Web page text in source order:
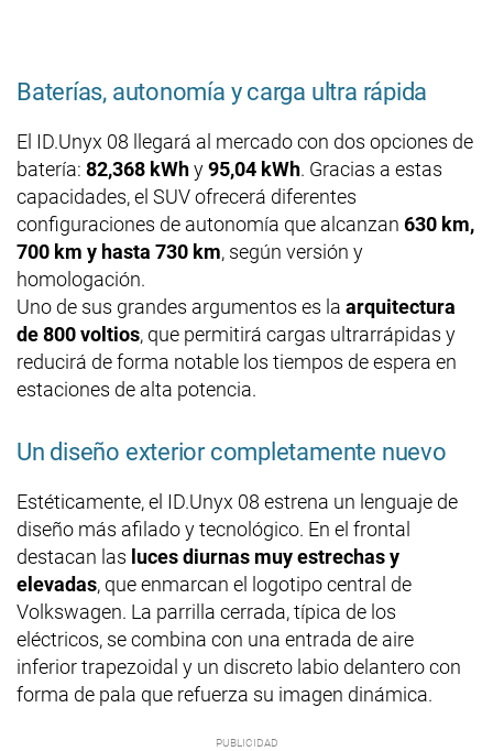
Baterías, autonomía y carga ultra rápida
El ID.Unyx 08 llegará al mercado con dos opciones de
batería: 82,368 kWhy95,04 kWh. Gracias a estas
capacidades, el SUV ofrecerá diferentes
configuraciones de autonomía que alcanzan 630 km,
700 km y hasta 730 km, según versión y
homologación.
Uno de sus grandes argumentos es la arquitectura
de 800 voltios, que permitirá cargas ultrarrápidas y
reducirá de forma notable los tiempos de espera en
estaciones de alta potencia.
Un diseño exterior completamente nuevo
Estéticamente, el ID.Unyx 08 estrena un lenguaje de
diseño más afilado y tecnológico. En el frontal
destacan las luces diurnas muy estrechas y
elevadas, que enmarcan el logotipo central de
Volkswagen. La parrilla cerrada, típica de los
eléctricos, se combina con una entrada de aire
inferior trapezoidal y un discreto labio delantero con
forma de pala que refuerza su imagen dinámica.